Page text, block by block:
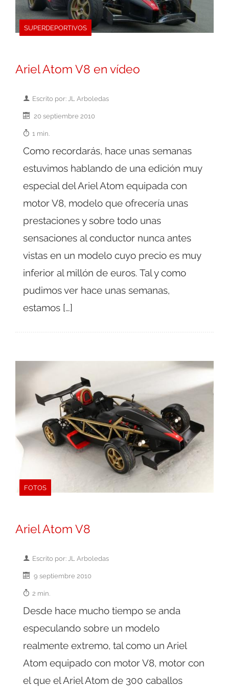
SUPERDEPORTIVOS
Ariel Atom V8 en vídeo
Escrito por: JL Arboledas
20 septiembre 2010
1 min.
Como recordarás, hace unas semanas
estuvimos hablando de una edición muy
especial del Ariel Atom equipada con
motor V8, modelo que ofrecería unas
prestaciones y sobre todo unas
sensaciones al conductor nunca antes
vistas en un modelo cuyo precio es muy
inferior al millón de euros. Tal y como
pudimos ver hace unas semanas,
estamos […]
FOTOS
Ariel Atom V8
Escrito por: JL Arboledas
9 septiembre 2010
2 min.
Desde hace mucho tiempo se anda
especulando sobre un modelo
realmente extremo, tal como un Ariel
Atom equipado con motor V8, motor con
el que el Ariel Atom de 300 caballos